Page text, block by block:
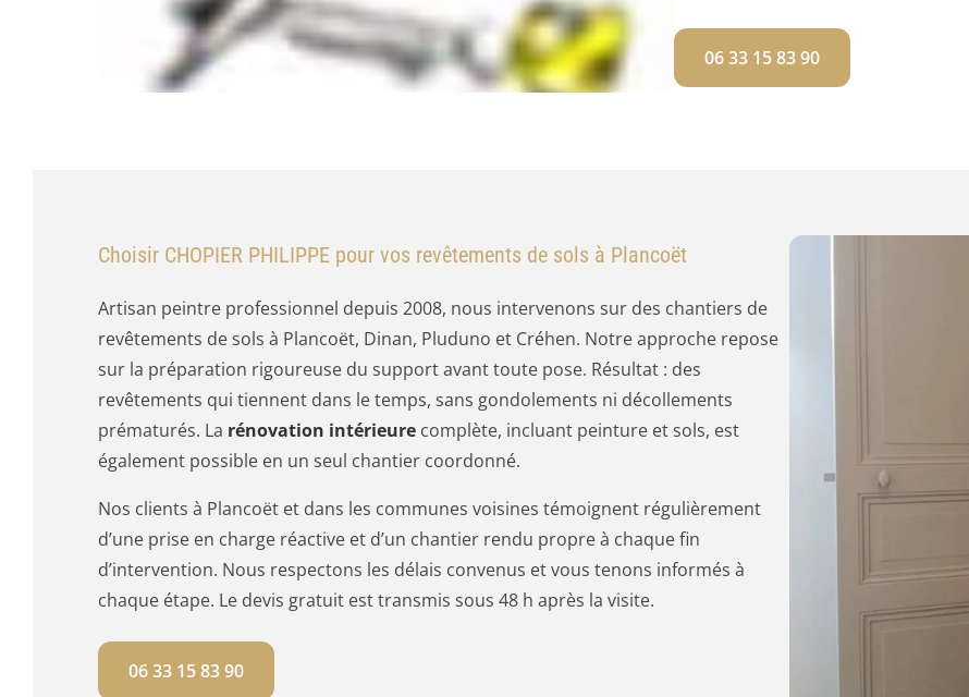
06 33 15 83 90
Choisir CHOPIER PHILIPPE pour vos revêtements de sols à Plancoët
Artisan peintre professionnel depuis 2008, nous intervenons sur des chantiers de
revêtements de sols à Plancoët, Dinan, Pluduno et Créhen. Notre approche repose
sur la préparation rigoureuse du support avant toute pose. Résultat : des
revêtements qui tiennent dans le temps, sans gondolements ni décollements
prématurés. La rénovation intérieure complète, incluant peinture et sols, est
également possible en un seul chantier coordonné.
Nos clients à Plancoët et dans les communes voisines témoignent régulièrement
d’une prise en charge réactive et d’un chantier rendu propre à chaque fin
d’intervention. Nous respectons les délais convenus et vous tenons informés à
chaque étape. Le devis gratuit est transmis sous 48 h après la visite.
06 33 15 83 90